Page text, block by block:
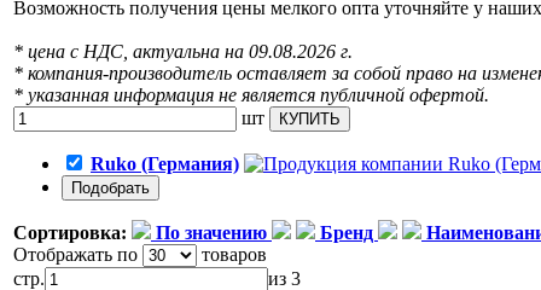
Возможность получения цены мелкого опта уточняйте у
* цена с НДС, актуальна на 09.08.2026 г.
* компания-производитель оставляет за собой право на
* указанная информация не является публичной офертой.
шт
КУПИТЬ
Ruko (Германия)
Сортировка: По значению Бренд
Отображать по
товаров
стр.
из 3